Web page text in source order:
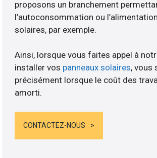
proposons un branchement
l’autoconsommation ou
solaires, par exemple.
Ainsi, lorsque vous faites appel à
installer vos panneaux solaires, vous
précisément lorsque le coût des
amorti.
CONTACTEZ-NOUS